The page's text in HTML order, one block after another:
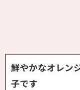
鮮やかなオレン
子です